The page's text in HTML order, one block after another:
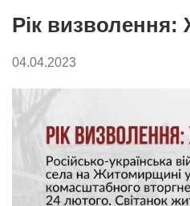
Рік
04.04.2023